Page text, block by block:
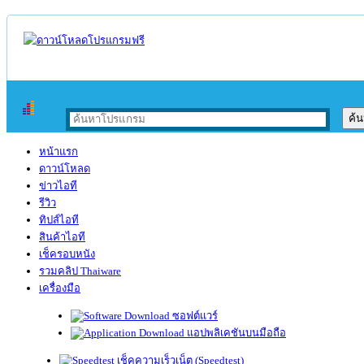
หน้าแรก
ดาวน์โหลด
ข่าวไอที
รีวิว
ทิปส์ไอที
สินค้าไอที
เช็ครอบหนัง
รวมคลิป Thaiware
เครื่องมือ
ซอฟต์แวร์
แอปพลิเคชันบนมือถือ
เช็คความเร็วเน็ต (Speedtest)